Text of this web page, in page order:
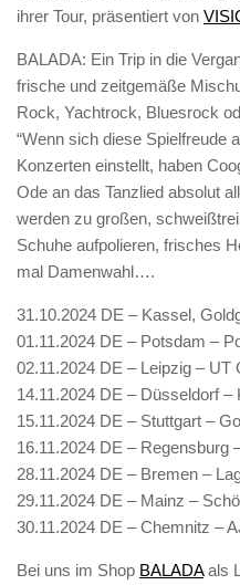
ihrer Tour, präsentiert von
BALADA: Ein Trip in die
frische und zeitgemäße
Rock, Yachtrock, Bluesrock
“Wenn sich diese Spielfreude
Konzerten einstellt, haben
Ode an das Tanzlied absolut
werden zu großen,
Schuhe aufpolieren, frisches
mal Damenwahl….
31.10.2024 DE – Kassel,
01.11.2024 DE – Potsdam –
02.11.2024 DE – Leipzig – UT
14.11.2024 DE – Düsseldorf –
15.11.2024 DE – Stuttgart –
16.11.2024 DE – Regensburg
28.11.2024 DE – Bremen –
29.11.2024 DE – Mainz –
30.11.2024 DE – Chemnitz –
Bei uns im Shop BALADAals